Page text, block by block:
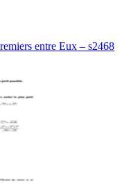
entre Eux – s2468